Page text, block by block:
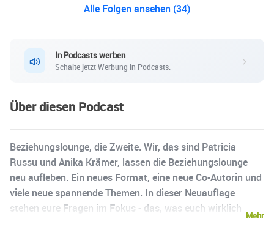
Alle Folgen ansehen (34)
In Podcasts werben
Schalte jetzt Werbung in Podcasts.
Über diesen Podcast
Beziehungslounge, die Zweite. Wir, das sind Patricia
Russu und Anika Krämer, lassen die Beziehungslounge
neu aufleben. Ein neues Format, eine neue Co-Autorin und
viele neue spannende Themen. In dieser Neuauflage
stehen eure Fragen im Fokus - das, was euch wirklich
Mehr